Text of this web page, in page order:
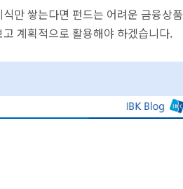
만 쌓는다면 펀드는 어려운 금융상품
계획적으로 활용해야 하겠습니다.